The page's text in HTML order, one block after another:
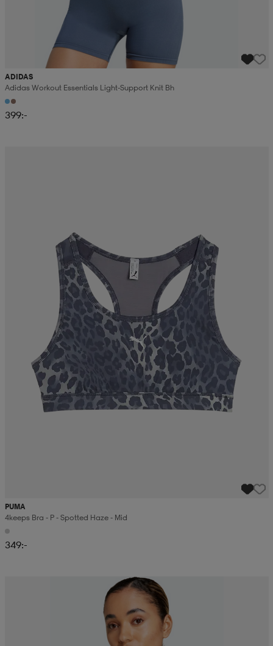
ADIDAS
Adidas Workout Essentials Light-Support Knit Bh
399:-
PUMA
4keeps Bra - P - Spotted Haze - Mid
349:-